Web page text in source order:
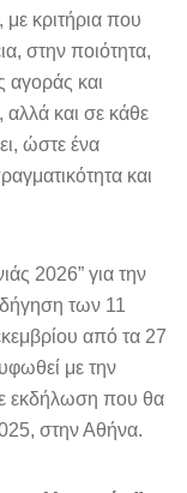
κριτήρια που
στην ποιότητα,
αγοράς και
και σε κάθε
ώστε ένα
και
2026” για την
των 11
από τα 27
με την
εκδήλωση που θα
στην Αθήνα.